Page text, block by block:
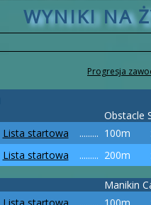
WYNIKI NA
Progresja
Obstacle
Lista startowa ......... 100m
Lista startowa ......... 200m
Manikin